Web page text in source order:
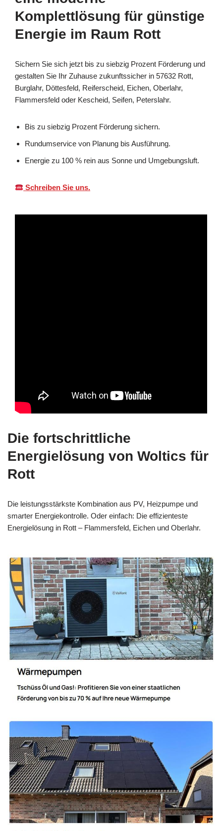
Komplettlösung für günstige
Energie im Raum Rott
Sichern Sie sich jetzt bis zu siebzig Prozent Förderung und
gestalten Sie Ihr Zuhause zukunftssicher in 57632 Rott,
Burglahr, Döttesfeld, Reiferscheid, Eichen, Oberlahr,
Flammersfeld oder Kescheid, Seifen, Peterslahr.
Bis zu siebzig Prozent Förderung sichern.
Rundumservice von Planung bis Ausführung.
Energie zu 100 % rein aus Sonne und Umgebungsluft.
Schreiben Sie uns.
Die fortschrittliche
Energielösung von Woltics für
Rott
Die leistungsstärkste Kombination aus PV, Heizpumpe und
smarter Energiekontrolle. Oder einfach: Die effizienteste
Energielösung in Rott – Flammersfeld, Eichen und Oberlahr.